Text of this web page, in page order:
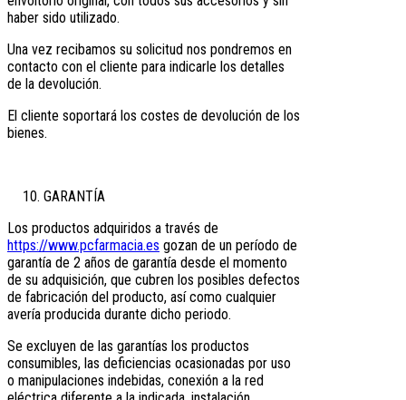
haber sido utilizado.
Una vez recibamos su solicitud nos pondremos en
contacto con el cliente para indicarle los detalles
de la devolución.
El cliente soportará los costes de devolución de los
bienes.
GARANTÍA
Los productos adquiridos a través de
https://www.pcfarmacia.es gozan de un período de
garantía de 2 años de garantía desde el momento
de su adquisición, que cubren los posibles defectos
de fabricación del producto, así como cualquier
avería producida durante dicho periodo.
Se excluyen de las garantías los productos
consumibles, las deficiencias ocasionadas por uso
o manipulaciones indebidas, conexión a la red